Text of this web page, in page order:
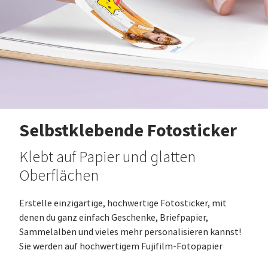
Selbstklebende Fotosticker
Klebt auf Papier und glatten
Oberflächen
Erstelle einzigartige, hochwertige Fotosticker, mit
denen du ganz einfach Geschenke, Briefpapier,
Sammelalben und vieles mehr personalisieren kannst!
Sie werden auf hochwertigem Fujifilm-Fotopapier